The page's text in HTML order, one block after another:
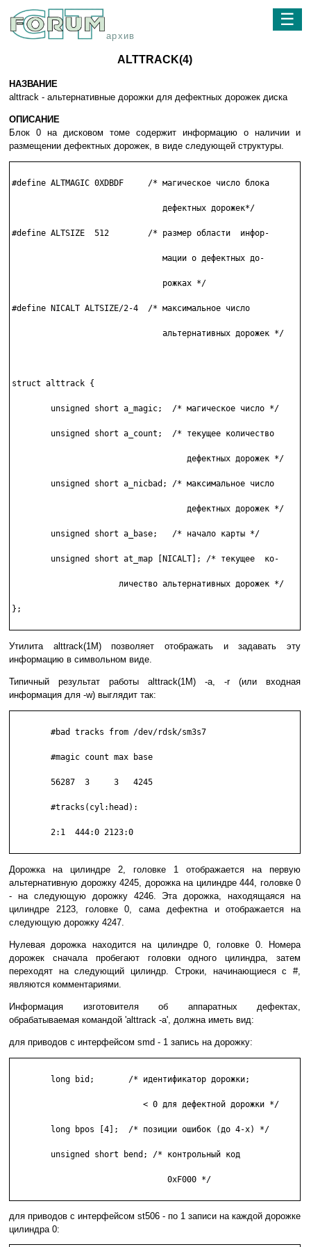
архив
☰
ALTTRACK(4)
НАЗВАНИЕ
alttrack - альтернативные дорожки для дефектных дорожек диска
ОПИСАНИЕ
Блок 0 на дисковом томе содержит информацию о наличии и
размещении дефектных дорожек, в виде следующей структуры.
#define ALTMAGIC 0XDBDF     /* магическое число блока
                               дефектных дорожек*/
#define ALTSIZE  512        /* размер области  инфор-
                               мации о дефектных до-
                               рожках */
#define NICALT ALTSIZE/2-4  /* максимальное число
                               альтернативных дорожек */
struct alttrack {
        unsigned short a_magic;  /* магическое число */
        unsigned short a_count;  /* текущее количество
                                    дефектных дорожек */
        unsigned short a_nicbad; /* максимальное число
                                    дефектных дорожек */
        unsigned short a_base;   /* начало карты */
        unsigned short at_map [NICALT]; /* текущее  ко-
                      личество альтернативных дорожек */
};
Утилита alttrack(1M) позволяет отображать и задавать эту
информацию в символьном виде.
Типичный результат работы alttrack(1M) -a, -r (или входная
информация для -w) выглядит так:
        #bad tracks from /dev/rdsk/sm3s7
        #magic count max base
        56287  3     3   4245
        #tracks(cyl:head):
        2:1  444:0 2123:0
Дорожка на цилиндре 2, головке 1 отображается на первую
альтернативную дорожку 4245, дорожка на цилиндре 444, головке 0
- на следующую дорожку 4246. Эта дорожка, находящаяся на
цилиндре 2123, головке 0, сама дефектна и отображается на
следующую дорожку 4247.
Нулевая дорожка находится на цилиндре 0, головке 0. Номера
дорожек сначала пробегают головки одного цилиндра, затем
переходят на следующий цилиндр. Строки, начинающиеся с #,
являются комментариями.
Информация изготовителя об аппаратных дефектах,
обрабатываемая командой 'alttrack -a', должна иметь вид:
для приводов с интерфейсом smd - 1 запись на дорожку:
        long bid;       /* идентификатор дорожки;
                           < 0 для дефектной дорожки */
        long bpos [4];  /* позиции ошибок (до 4-х) */
        unsigned short bend; /* контрольный код
                                0xF000 */
для приводов с интерфейсом st506 - по 1 записи на каждой дорожке
цилиндра 0: